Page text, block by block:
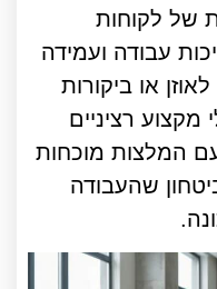
של לקוחות
עבודה ועמידה
או ביקורות
מקצוע רציניים
המלצות מוכחות
שהעבודה